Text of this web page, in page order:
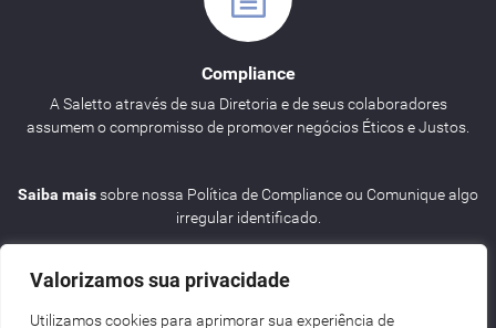
Valorizamos sua privacidade
Utilizamos cookies para aprimorar sua experiência de
Compliance
A Saletto através de sua Diretoria e de seus colaboradores
assumem o compromisso de promover negócios Éticos e Justos.
Saiba maissobre nossa Política de Compliance ou Comunique algo
irregular identificado.